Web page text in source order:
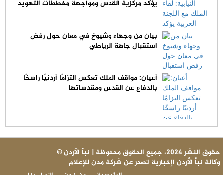
يؤكد مركزية القدس ومواجهة مخططات التهويد
بيان من وجهاء وشيوخ في معان حول رفض
استقبال جاهة الرياطي
أعيان: مواقف الملك تعكس التزامًا أردنيًا راسخًا
بالدفاع عن القدس ومقدساتها
© حقوق النشر 2024، جميع الحقوق محفوظة | نبأ الأردن
وكالة نبأ الأردن اإخبارية تصدر عن شركة مدن للإعلام